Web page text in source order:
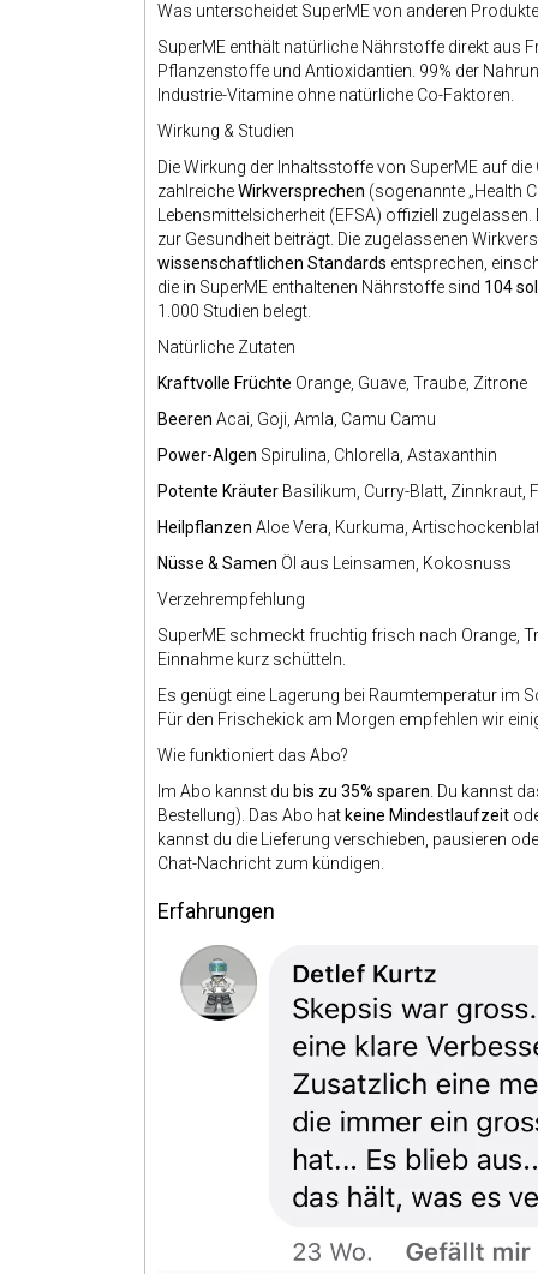
Was unterscheidet SuperME von anderen
SuperME enthält natürliche Nährstoffe direkt aus
Pflanzenstoffe und Antioxidantien. 99% der
Industrie-Vitamine ohne natürliche Co-Faktoren.
Wirkung & Studien
Die Wirkung der Inhaltsstoffe von SuperME auf
zahlreicheWirkversprechen (sogenannte „Health
Lebensmittelsicherheit (EFSA) offiziell
zur Gesundheit beiträgt. Die zugelassenen
wissenschaftlichen Standards entsprechen,
die in SuperME enthaltenen Nährstoffe sind 104
1.000 Studien belegt.
Natürliche Zutaten
Kraftvolle Früchte Orange, Guave, Traube, Zitrone
Beeren Acai, Goji, Amla, Camu Camu
Power-Algen Spirulina, Chlorella, Astaxanthin
Potente Kräuter Basilikum, Curry-Blatt, Zinnkraut,
Heilpflanzen Aloe Vera, Kurkuma,
Nüsse & Samen Öl aus Leinsamen, Kokosnuss
Verzehrempfehlung
SuperME schmeckt fruchtig frisch nach Orange,
Einnahme kurz schütteln.
Es genügt eine Lagerung bei Raumtemperatur im
Für den Frischekick am Morgen empfehlen wir
Wie funktioniert das Abo?
Im Abo kannst du bis zu 35% sparen . Du kannst
Bestellung). Das Abo hat keine Mindestlaufzeit
kannst du die Lieferung verschieben, pausieren
Chat-Nachricht zum kündigen.
Erfahrungen